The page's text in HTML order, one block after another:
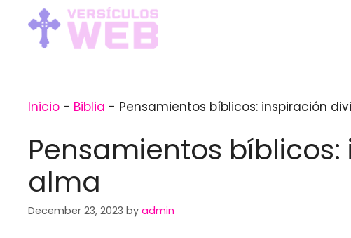
content
Inicio - Biblia - Pensamientos bíblicos: inspiración
Pensamientos
alma
December 23, 2023 by admin